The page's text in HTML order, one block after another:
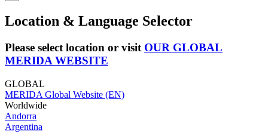
Location & Language Selector
Please select location or visit OUR GLOBAL
MERIDA WEBSITE
GLOBAL
MERIDA Global Website (EN)
Worldwide
Andorra
Argentina